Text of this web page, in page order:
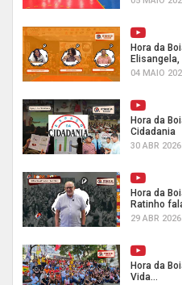
Hora da
04 MAIO
Hora da
Cidadania
30 ABR 2026
Hora da
Ratinho
29 ABR 2026
Hora da
Vida...